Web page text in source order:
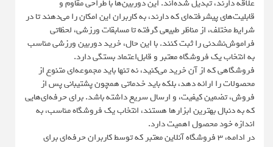
علاقه دارند، تبدیل شده‌اند. این دوربین‌ها با طراحی مقاوم و
قابلیت‌های پیشرفته‌ای که دارند، به کاربران این امکان را می‌دهند تا در
شرایط مختلف، از مناظر طبیعی گرفته تا مسابقات ورزشی، لحظاتی
فراموش‌نشدنی را ثبت کنند. با این حال، خرید دوربین ورزشی مناسب
به انتخاب یک فروشگاه معتبر و قابل‌اعتماد بستگی دارد.
فروشگاهی که از آن خرید می‌کنید، نه تنها باید مجموعه‌ای متنوع از
محصولات را ارائه دهد، بلکه باید خدماتی همچون پشتیبانی پس از
فروش، تضمین کیفیت، و ارسال سریع داشته باشد. برای حرفه‌ای‌هایی
که به دنبال بهترین ابزارها هستند، انتخاب یک فروشگاه مناسب، به
اندازه خود محصول اهمیت دارد.
در ادامه، 3 فروشگاه آنلاین معتبر که توسط کاربران حرفه‌ای برای